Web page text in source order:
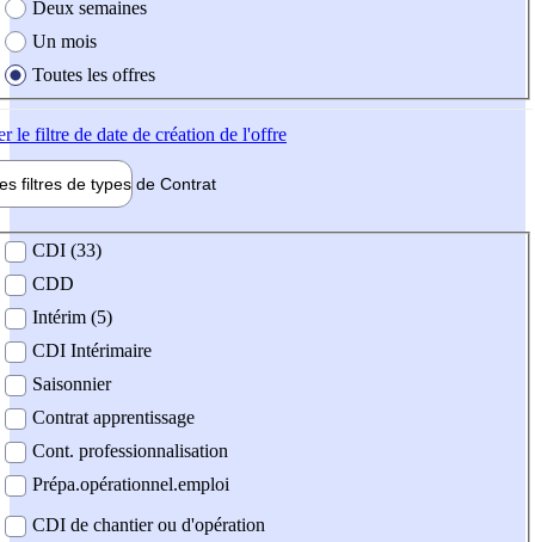
Deux semaines
Un mois
Toutes les offres
le filtre de date de création de l'offre
filtres de types de Contrat
contrat
CDI (33)
CDD
Intérim (5)
CDI Intérimaire
Saisonnier
Contrat apprentissage
Cont. professionnalisation
Prépa.opérationnel.emploi
CDI de chantier ou d'opération